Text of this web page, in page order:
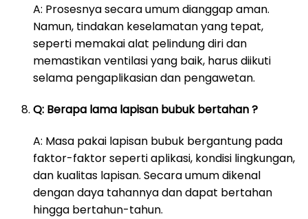
A: Prosesnya secara umum dianggap aman.
Namun, tindakan keselamatan yang tepat,
seperti memakai alat pelindung diri dan
memastikan ventilasi yang baik, harus diikuti
selama pengaplikasian dan pengawetan.
Q: Berapa lama lapisan bubuk bertahan ?
A: Masa pakai lapisan bubuk bergantung pada
faktor-faktor seperti aplikasi, kondisi lingkungan,
dan kualitas lapisan. Secara umum dikenal
dengan daya tahannya dan dapat bertahan
hingga bertahun-tahun.